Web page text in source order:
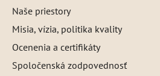
Naše priestory
Misia, vízia, politika kvality
Ocenenia a certifikáty
Spoločenská zodpovednosť